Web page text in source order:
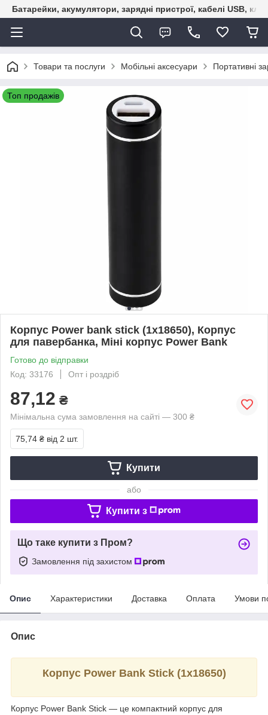
Батарейки, акумулятори, зарядні пристрої, кабелі USB,
Товари та послуги Мобільні аксесуари Портативні
Топ продажів
Корпус Power bank stick (1х18650), Корпус
для павербанка, Міні корпус Power Bank
Готово до відправки
Код: 33176
Опт і роздріб
87,12 ₴
Мінімальна сума замовлення на сайті — 300 ₴
75,74 ₴ від 2 шт.
Купити
або
Купити з
Що таке купити з Пром?
Замовлення під захистом
Опис Характеристики Доставка Оплата Умови
Опис
Корпус Power Bank Stick (1х18650)
Корпус Power Bank Stick — це компактний корпус для